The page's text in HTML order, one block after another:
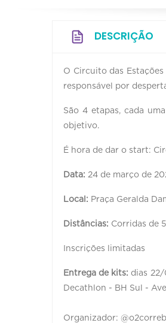
DESCRIÇÃO
O Circuito das
responsável por
São 4 etapas, cada
objetivo.
É hora de dar o start:
Data: 24 de março de
Local: Praça Geralda
Distâncias: Corridas de
Inscrições limitadas
Entrega de kits: dias 22/
Decathlon - BH Sul -
Organizador: